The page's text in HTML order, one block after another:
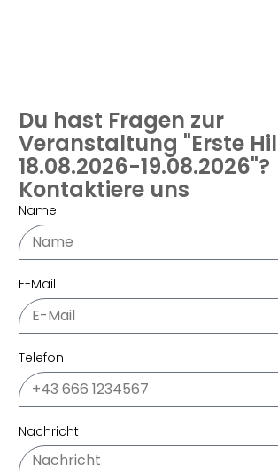
Du hast Fragen zur
Veranstaltung "Erste
18.08.2026-19.08.2026"?
Kontaktiere uns
Name
E-Mail
Telefon
Nachricht